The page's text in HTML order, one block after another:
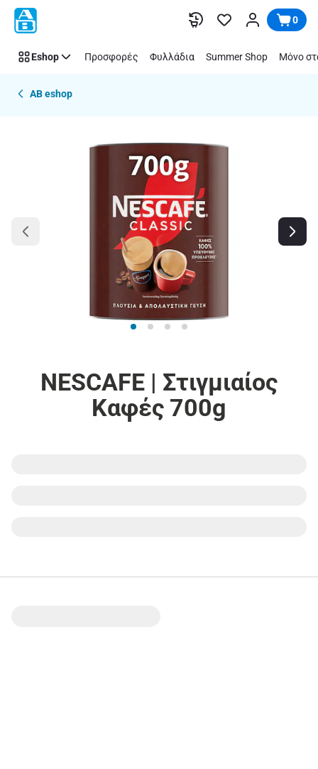
Παράλειψη 0
Eshop Προσφορές Φυλλάδια Summer Shop Μόνο
AB eshop
NESCAFE | Στιγμιαίος
Καφές 700g